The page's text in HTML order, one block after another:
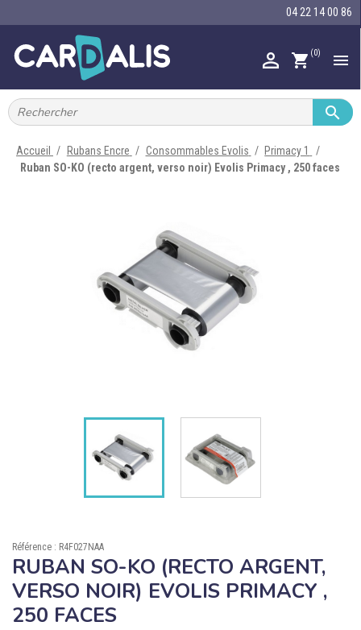
04 22 14 00 86
 shopping_cart (0) 
IMPRIMANTES À BADGES 
CARTE ET BADGE 
Blog
Contact

Accueil Rubans Encre Consommables Evolis
Primacy 1
Ruban SO-KO (recto argent, verso noir) Evolis Primacy , 250 faces
Référence : R4F027NAA
RUBAN SO-KO (RECTO ARGENT,
VERSO NOIR) EVOLIS PRIMACY ,
250 FACES